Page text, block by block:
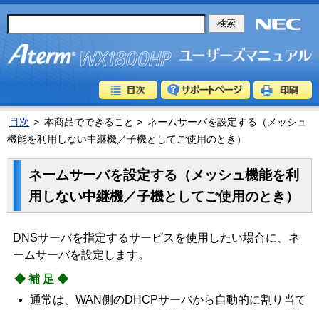
目次 > 本商品でできること > ネームサーバを設定する（メッシュ
機能を利用しない中継機／子機としてご使用のとき）
ネームサーバを設定する（メッシュ機能を利
用しない中継機／子機としてご使用のとき）
DNSサーバを指定するサービスを使用したい場合に、ネ
ームサーバを設定します。
◆補足◆
通常は、WAN側のDHCPサーバから自動的に割り当て